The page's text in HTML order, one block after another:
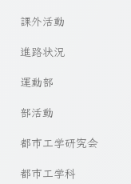
課外活動
進路状況
運動部
部活動
都市工学研究会
都市工学科